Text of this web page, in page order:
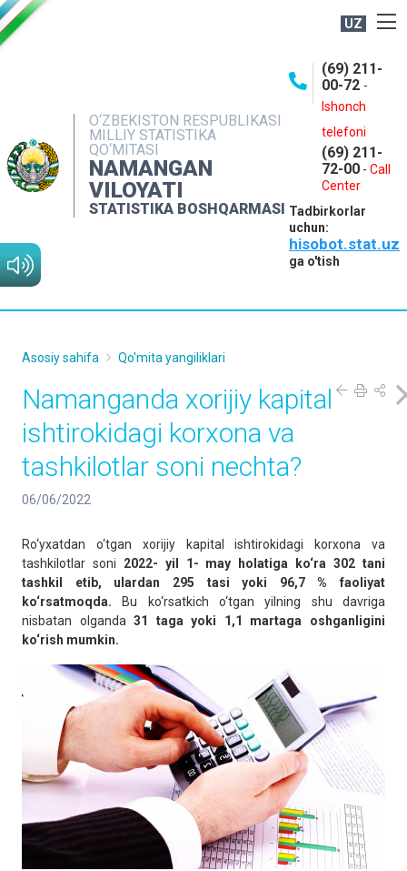
UZ
O‘ZBEKISTON RESPUBLIKASI
MILLIY STATISTIKA
QO‘MITASI
NAMANGAN
VILOYATI
STATISTIKA BOSHQARMASI
(69) 211-
00-72 -
Ishonch
telefoni
(69) 211-
72-00 - Call
Center
Tadbirkorlar
uchun:
hisobot.stat.uz
ga o'tish
NASHRLAR
INTERAKTIV XIZMATLAR
MATBUOT XIZMATI
MUROJAATLAR
Asosiy sahifa Qo'mita yangiliklari
Namanganda xorijiy kapital
ishtirokidagi korxona va
tashkilotlar soni nechta?
06/06/2022
Ro‘yxatdan o‘tgan xorijiy kapital ishtirokidagi korxona va
tashkilotlar soni 2022- yil 1- may holatiga ko‘ra 302 tani
tashkil etib, ulardan 295 tasi yoki 96,7 % faoliyat
ko‘rsatmoqda. Bu ko‘rsatkich o‘tgan yilning shu davriga
nisbatan olganda31 taga yoki 1,1 martaga oshganligini
ko‘rish mumkin.